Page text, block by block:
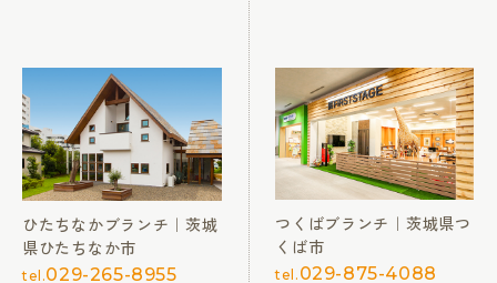
ひたちなかブランチ｜茨城
県ひたちなか市
tel.029-265-8955
つくばブランチ｜茨城県つ
くば市
tel. 029-875-4088